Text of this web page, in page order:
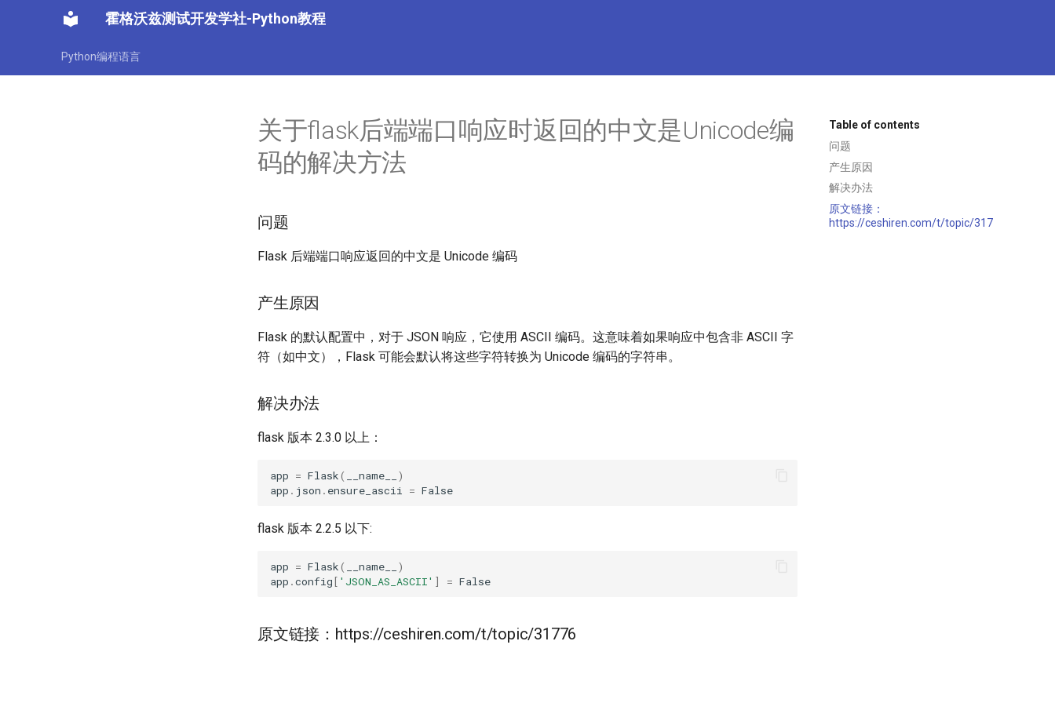
霍格沃兹测试开发学社-Python教程
Python编程语言
Table of contents
问题
产生原因
解决办法
原文链接：
https://ceshiren.com/t/topic/31776
关于flask后端端口响应时返回的中文是Unicode编
码的解决方法
问题
Flask 后端端口响应返回的中文是 Unicode 编码
产生原因
Flask 的默认配置中，对于 JSON 响应，它使用 ASCII 编码。这意味着如果响应中包含非 ASCII 字
符（如中文），Flask 可能会默认将这些字符转换为 Unicode 编码的字符串。
解决办法
flask 版本 2.3.0 以上：
app = Flask( __name__
)
app . json . ensure_ascii = False
flask 版本 2.2.5 以下:
app = Flask( __name__
)
app .config[ 'JSON_AS_ASCII' ] = False
原文链接：https://ceshiren.com/t/topic/31776